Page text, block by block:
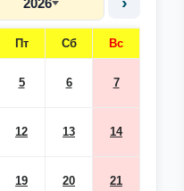
Пт Сб Вс
5 6 7
12 13 14
19 20 21